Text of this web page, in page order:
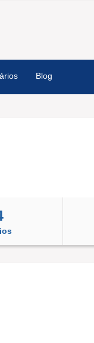
Blog